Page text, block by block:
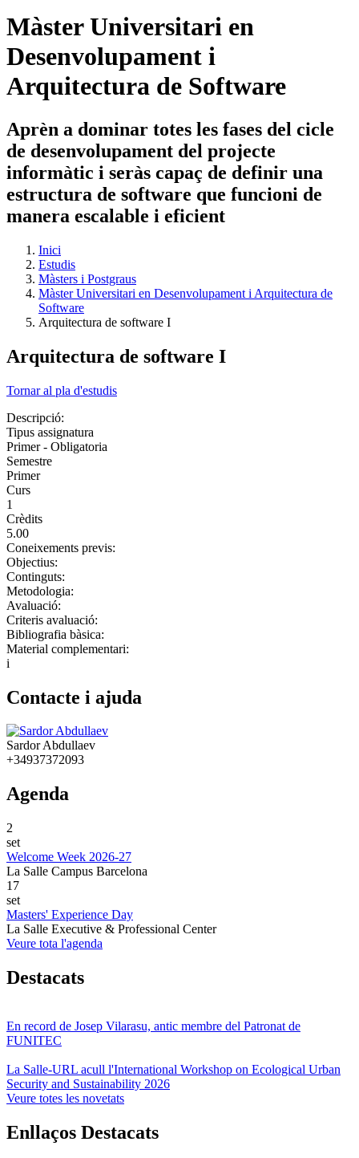
Màster Universitari en
Desenvolupament i
Arquitectura de Software
Aprèn a dominar totes les fases del cicle
de desenvolupament del projecte
informàtic i seràs capaç de definir una
estructura de software que funcioni de
manera escalable i eficient
Inici
Estudis
Màsters i Postgraus
Màster Universitari en Desenvolupament i Arquitectura de
Software
Arquitectura de software I
Arquitectura de software I
Tornar al pla d'estudis
Descripció:
Tipus assignatura
Primer - Obligatoria
Semestre
Primer
Curs
1
Crèdits
5.00
Coneixements previs:
Objectius:
Continguts:
Metodologia:
Avaluació:
Criteris avaluació:
Bibliografia bàsica:
Material complementari:
i
Contacte i ajuda
Sardor Abdullaev
+34937372093
Agenda
2
set
Welcome Week 2026-27
La Salle Campus Barcelona
17
set
Masters' Experience Day
La Salle Executive & Professional Center
Veure tota l'agenda
Destacats
En record de Josep Vilarasu, antic membre del Patronat de
FUNITEC
La Salle-URL acull l'International Workshop on Ecological Urban
Security and Sustainability 2026
Veure totes les novetats
Enllaços Destacats